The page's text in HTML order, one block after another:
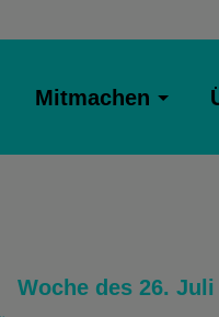
Mitmachen
Woche des 26. Juli